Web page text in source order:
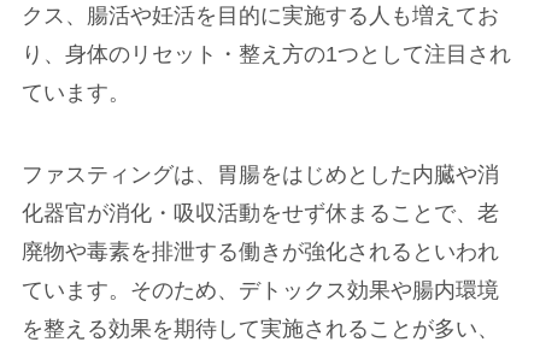
クス、腸活や妊活を目的に実施する人も増えてお
り、身体のリセット・整え方の1つとして注目され
ています。
ファスティングは、胃腸をはじめとした内臓や消
化器官が消化・吸収活動をせず休まることで、老
廃物や毒素を排泄する働きが強化されるといわれ
ています。そのため、デトックス効果や腸内環境
を整える効果を期待して実施されることが多い、